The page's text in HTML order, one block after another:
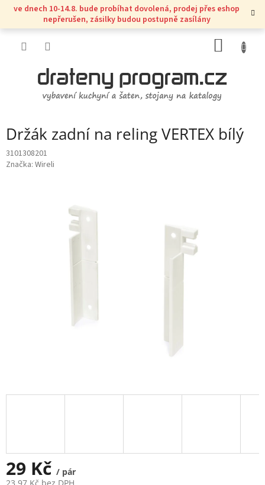
Přejít
obsah
ve dnech 10-14.8. bude probíhat dovolená, prodej přes eshop
nepřerušen, zásilky budou postupně zasílány
KOŠÍK
Držák zadní na reling VERTEX bílý
3101308201
Značka: Wireli
29 Kč / pár